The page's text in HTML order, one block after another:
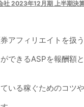
社 2023年12月期 上半期決
アフィリエイトを扱
できるASPを報酬額と
いる稼ぐためのコツ